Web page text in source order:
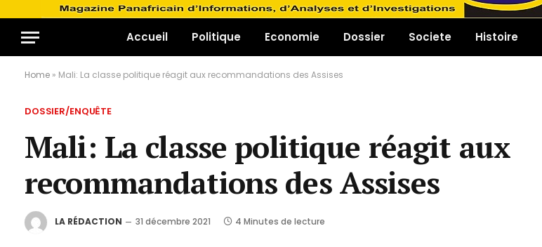
Accueil Politique Economie Dossier Societe Histoire
Home » Mali: La classe politique réagit aux recommandations des Assises
DOSSIER/ENQUÊTE
Mali: La classe politique réagit aux
recommandations des Assises
LA RÉDACTION 31 décembre 2021 4 Minutes de lecture